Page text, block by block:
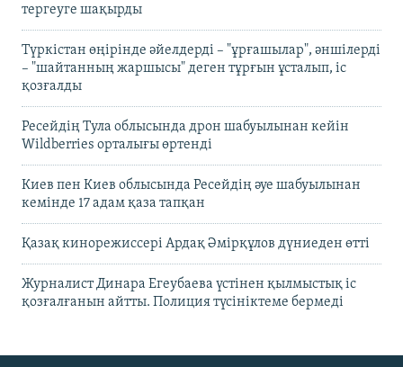
тергеуге шақырды
Түркістан өңірінде әйелдерді – "ұрғашылар", әншілерді
– "шайтанның жаршысы" деген тұрғын ұсталып, іс
қозғалды
Ресейдің Тула облысында дрон шабуылынан кейін
Wildberries орталығы өртенді
Киев пен Киев облысында Ресейдің әуе шабуылынан
кемінде 17 адам қаза тапқан
Қазақ кинорежиссері Ардақ Әмірқұлов дүниеден өтті
Журналист Динара Егеубаева үстінен қылмыстық іс
қозғалғанын айтты. Полиция түсініктеме бермеді